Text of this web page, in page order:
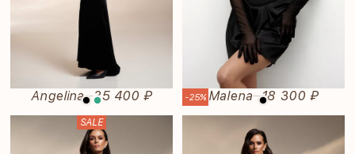
Angelina—35 400 ₽ -25% Malena—18 300 ₽
SALE